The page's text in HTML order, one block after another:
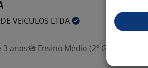
VEICULOS LTDA
3 anos
Ensino Médio (2º Grau)